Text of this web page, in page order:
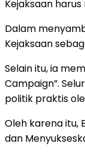
Kejaksaan
Dalam
Kejaksaan
Selain itu, ia
Campaign”.
politik praktis
Oleh karena itu,
dan